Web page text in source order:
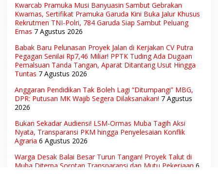
Kwarcab Pramuka Musi Banyuasin Sambut Gebrakan
Kwarnas, Sertifikat Pramuka Garuda Kini Buka Jalur Khusus
Rekrutmen TNI-Polri, 784 Garuda Siap Sambut Peluang
Emas 7 Agustus 2026
Babak Baru Pelunasan Proyek Jalan di Kerjakan CV Putra
Pegagan Senilai Rp7,46 Miliar! PPTK Tuding Ada Dugaan
Pemalsuan Tanda Tangan, Aparat Ditantang Usut Hingga
Tuntas 7 Agustus 2026
Anggaran Pendidikan Tak Boleh Lagi “Ditumpangi” MBG,
DPR: Putusan MK Wajib Segera Dilaksanakan! 7 Agustus
2026
Bukan Sekadar Audiensi! LSM-Ormas Muba Tagih Aksi
Nyata, Transparansi PKM hingga Penyelesaian Konflik
Agraria 6 Agustus 2026
Warga Desak Balai Besar Turun Tangan! Proyek Talut di
Muba Diterpa Sorotan Transparansi dan Mutu Pekerjaan 6